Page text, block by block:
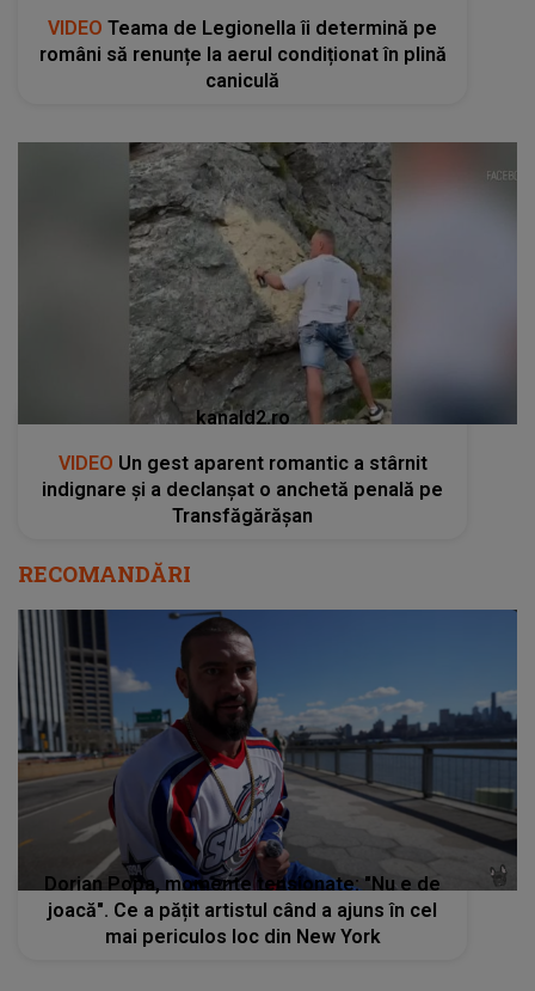
VIDEO Teama de Legionella îi determină pe
români să renunțe la aerul condiționat în plină
caniculă
kanald2.ro
VIDEO Un gest aparent romantic a stârnit
indignare și a declanșat o anchetă penală pe
Transfăgărășan
RECOMANDĂRI
Dorian Popa, momente tensionate: "Nu e de
joacă". Ce a pățit artistul când a ajuns în cel
mai periculos loc din New York